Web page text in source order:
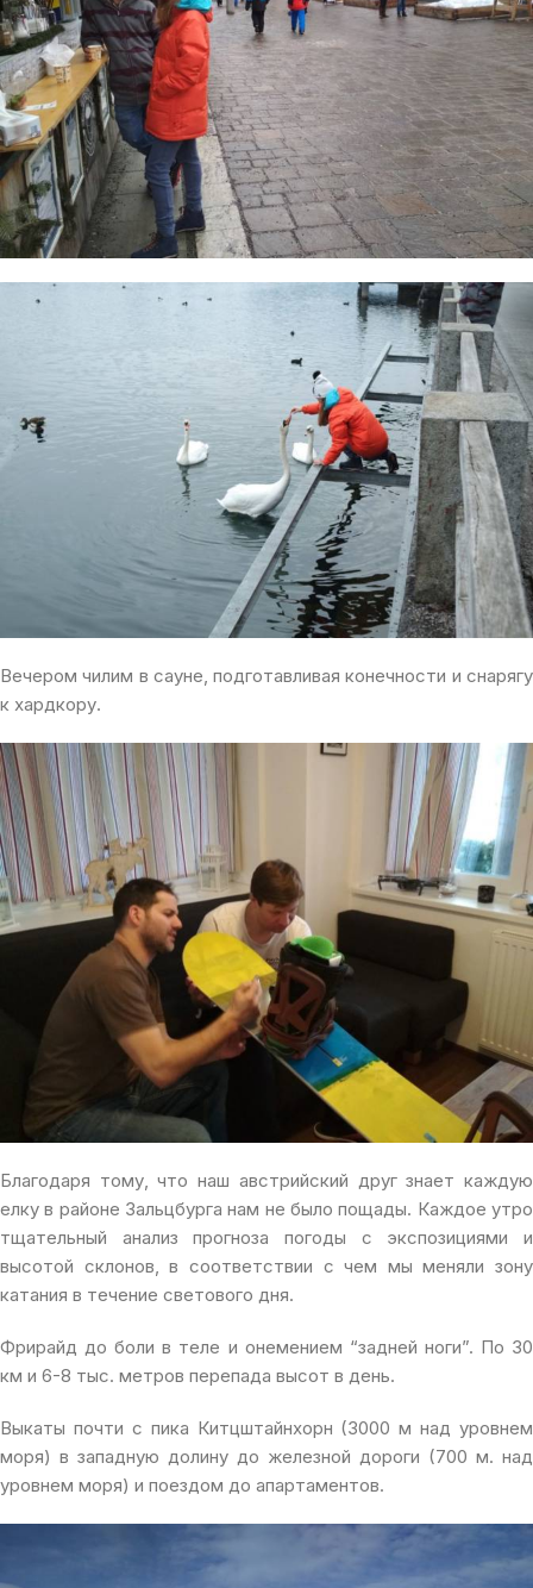
Вечером чилим в сауне, подготавливая конечности и снарягу
к хардкору.
Благодаря тому, что наш австрийский друг знает каждую
елку в районе Зальцбурга нам не было пощады. Каждое утро
тщательный анализ прогноза погоды с экспозициями и
высотой склонов, в соответствии с чем мы меняли зону
катания в течение светового дня.
Фрирайд до боли в теле и онемением “задней ноги”. По 30
км и 6-8 тыс. метров перепада высот в день.
Выкаты почти с пика Китцштайнхорн (3000 м над уровнем
моря) в западную долину до железной дороги (700 м. над
уровнем моря) и поездом до апартаментов.